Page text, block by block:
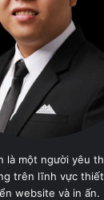
là một người yêu
trên lĩnh vực
website và in ấn.